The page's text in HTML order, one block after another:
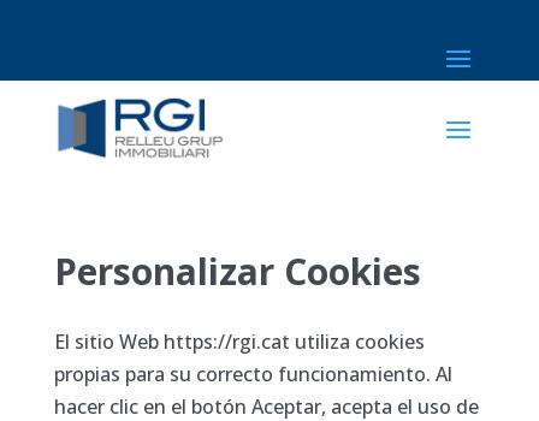
Personalizar Cookies
El sitio Web https://rgi.cat utiliza cookies
propias para su correcto funcionamiento. Al
hacer clic en el botón Aceptar, acepta el uso de